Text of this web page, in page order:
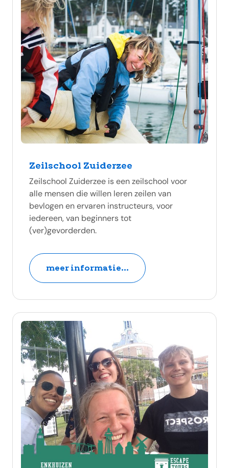
Zeilschool Zuiderzee
Zeilschool Zuiderzee is een zeilschool voor
alle mensen die willen leren zeilen van
bevlogen en ervaren instructeurs, voor
iedereen, van beginners tot
(ver)gevorderden.
meer informatie...